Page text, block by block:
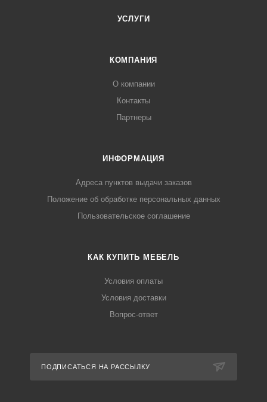
УСЛУГИ
КОМПАНИЯ
О компании
Контакты
Партнеры
ИНФОРМАЦИЯ
Адреса пунктов выдачи заказов
Положение об обработке персональных данных
Пользовательское соглашение
КАК КУПИТЬ МЕБЕЛЬ
Условия оплаты
Условия доставки
Вопрос-ответ
ПОДПИСАТЬСЯ НА РАССЫЛКУ